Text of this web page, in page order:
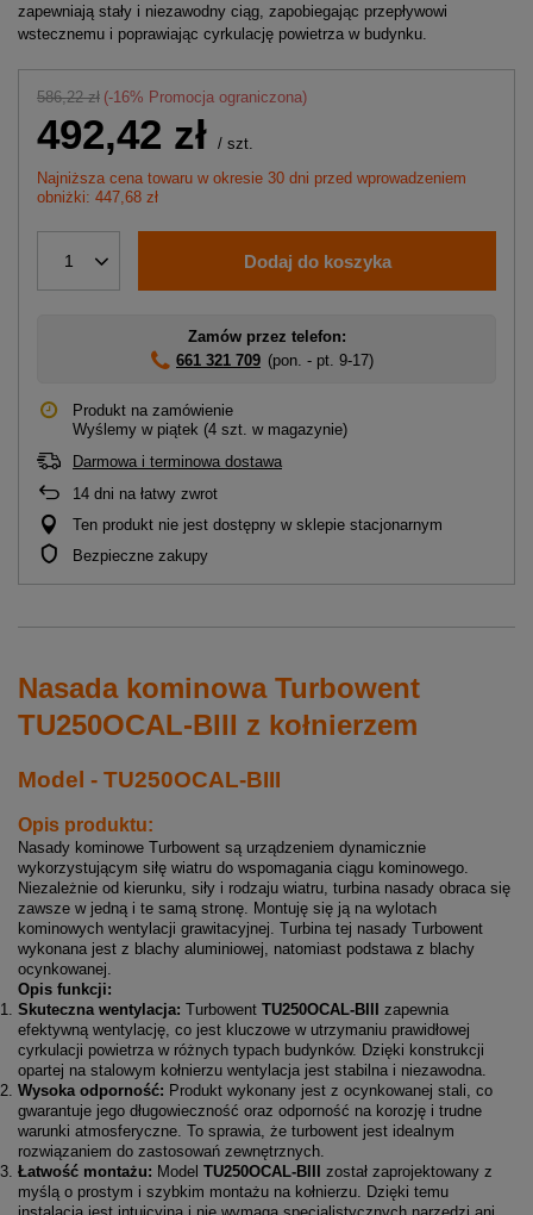
zapewniają stały i niezawodny ciąg, zapobiegając przepływowi
wstecznemu i poprawiając cyrkulację powietrza w budynku.
586,22 zł (-16% Promocja ograniczona)
492,42 zł / szt.
Najniższa cena towaru w okresie 30 dni przed wprowadzeniem
obniżki: 447,68 zł
1 Dodaj do koszyka
Zamów przez telefon:
661 321 709 (pon. - pt. 9-17)
Produkt na zamówienie
Wyślemy w piątek (4 szt. w magazynie)
Darmowa i terminowa dostawa
14 dni na łatwy zwrot
Ten produkt nie jest dostępny w sklepie stacjonarnym
Bezpieczne zakupy
Nasada kominowa Turbowent
TU250OCAL-BIII z kołnierzem
Model - TU250OCAL-BIII
Opis produktu:
Nasady kominowe Turbowent są urządzeniem dynamicznie
wykorzystującym siłę wiatru do wspomagania ciągu kominowego.
Niezależnie od kierunku, siły i rodzaju wiatru, turbina nasady obraca się
zawsze w jedną i te samą stronę. Montuję się ją na wylotach
kominowych wentylacji grawitacyjnej. Turbina tej nasady Turbowent
wykonana jest z blachy aluminiowej, natomiast podstawa z blachy
ocynkowanej.
Opis funkcji:
Skuteczna wentylacja: Turbowent TU250OCAL-BIII
zapewnia
efektywną wentylację, co jest kluczowe w utrzymaniu prawidłowej
cyrkulacji powietrza w różnych typach budynków. Dzięki konstrukcji
opartej na stalowym kołnierzu wentylacja jest stabilna i niezawodna.
Wysoka odporność: Produkt wykonany jest z ocynkowanej stali, co
gwarantuje jego długowieczność oraz odporność na korozję i trudne
warunki atmosferyczne. To sprawia, że turbowent jest idealnym
rozwiązaniem do zastosowań zewnętrznych.
Łatwość montażu: Model TU250OCAL-BIII
został zaprojektowany z
myślą o prostym i szybkim montażu na kołnierzu. Dzięki temu